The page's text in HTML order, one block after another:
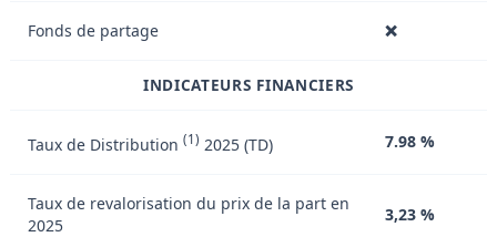
Fonds de partage ❌
INDICATEURS FINANCIERS
Taux de Distribution (1) 2025 (TD) 7.98 %
Taux de revalorisation du prix de la part en
2025
3,23 %